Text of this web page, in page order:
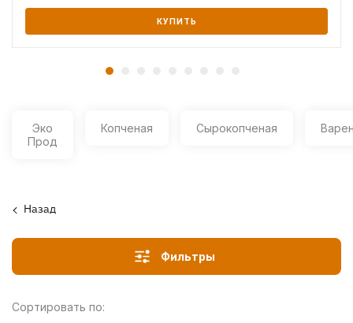
КУПИТЬ
Эко
Прод
Копченая Сырокопченая
Назад
Фильтры
Сортировать по: